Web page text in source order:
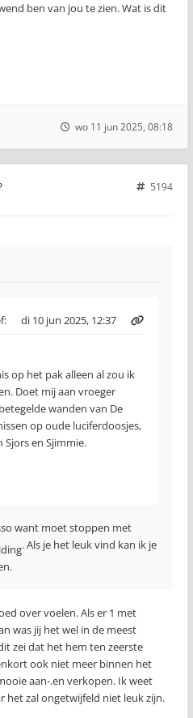
ben van jou te zien. Wat is dit
wo 11 jun 2025, 08:18
5194
di 10 jun 2025, 12:37
op het pak alleen al zou ik
Doet mij aan vroeger
wanden van De
op oude luciferdoosjes,
Sjors en Sjimmie.
want moet stoppen met
. Als je het leuk vind kan ik je
over voelen. Als er 1 met
was jij het wel in de meest
zei dat het hem ten zeerste
ook niet meer binnen het
aan-.en verkopen. Ik weet
het zal ongetwijfeld niet leuk zijn.